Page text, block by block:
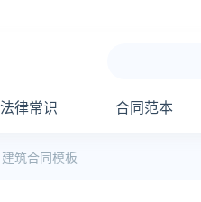
法律常识 合同范本
建筑合同模板